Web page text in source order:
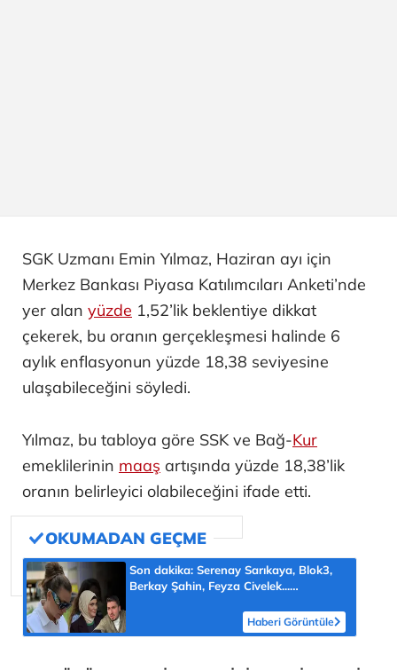
SGK Uzmanı Emin Yılmaz, Haziran ayı için
Merkez Bankası Piyasa Katılımcıları Anketi’nde
yer alan yüzde 1,52’lik beklentiye dikkat
çekerek, bu oranın gerçekleşmesi halinde 6
aylık enflasyonun yüzde 18,38 seviyesine
ulaşabileceğini söyledi.
Yılmaz, bu tabloya göre SSK ve Bağ-Kur
emeklilerinin maaş artışında yüzde 18,38’lik
oranın belirleyici olabileceğini ifade etti.
Son dakika: Serenay Sarıkaya, Blok3,
Berkay Şahin, Feyza Civelek...
Haberi Görüntüle